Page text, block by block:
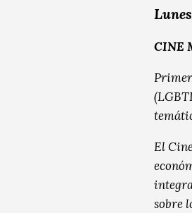
CINE
El
sobre